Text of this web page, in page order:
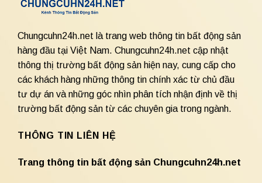
Chungcuhn24h.net là trang web thông tin bất động sản
hàng đầu tại Việt Nam. Chungcuhn24h.net cập nhật
thông thị trường bất động sản hiện nay, cung cấp cho
các khách hàng những thông tin chính xác từ chủ đầu
tư dự án và những góc nhìn phân tích nhận định về thị
trường bất động sản từ các chuyên gia trong ngành.
THÔNG TIN LIÊN HỆ
Trang thông tin bất động sản Chungcuhn24h.net